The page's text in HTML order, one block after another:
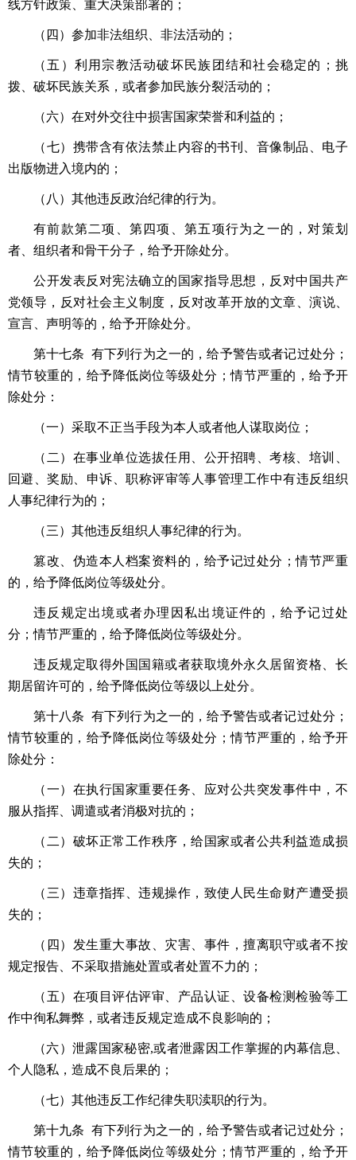
线方针政策、重大决策部署的；
（四）参加非法组织、非法活动的；
（五）利用宗教活动破坏民族团结和社会稳定的；挑
拨、破坏民族关系，或者参加民族分裂活动的；
（六）在对外交往中损害国家荣誉和利益的；
（七）携带含有依法禁止内容的书刊、音像制品、电子
出版物进入境内的；
（八）其他违反政治纪律的行为。
有前款第二项、第四项、第五项行为之一的，对策划
者、组织者和骨干分子，给予开除处分。
公开发表反对宪法确立的国家指导思想，反对中国共产
党领导，反对社会主义制度，反对改革开放的文章、演说、
宣言、声明等的，给予开除处分。
第十七条 有下列行为之一的，给予警告或者记过处分；
情节较重的，给予降低岗位等级处分；情节严重的，给予开
除处分：
（一）采取不正当手段为本人或者他人谋取岗位；
（二）在事业单位选拔任用、公开招聘、考核、培训、
回避、奖励、申诉、职称评审等人事管理工作中有违反组织
人事纪律行为的；
（三）其他违反组织人事纪律的行为。
篡改、伪造本人档案资料的，给予记过处分；情节严重
的，给予降低岗位等级处分。
违反规定出境或者办理因私出境证件的，给予记过处
分；情节严重的，给予降低岗位等级处分。
违反规定取得外国国籍或者获取境外永久居留资格、长
期居留许可的，给予降低岗位等级以上处分。
第十八条 有下列行为之一的，给予警告或者记过处分；
情节较重的，给予降低岗位等级处分；情节严重的，给予开
除处分：
（一）在执行国家重要任务、应对公共突发事件中，不
服从指挥、调遣或者消极对抗的；
（二）破坏正常工作秩序，给国家或者公共利益造成损
失的；
（三）违章指挥、违规操作，致使人民生命财产遭受损
失的；
（四）发生重大事故、灾害、事件，擅离职守或者不按
规定报告、不采取措施处置或者处置不力的；
（五）在项目评估评审、产品认证、设备检测检验等工
作中徇私舞弊，或者违反规定造成不良影响的；
（六）泄露国家秘密,或者泄露因工作掌握的内幕信息、
个人隐私，造成不良后果的；
（七）其他违反工作纪律失职渎职的行为。
第十九条 有下列行为之一的，给予警告或者记过处分；
情节较重的，给予降低岗位等级处分；情节严重的，给予开